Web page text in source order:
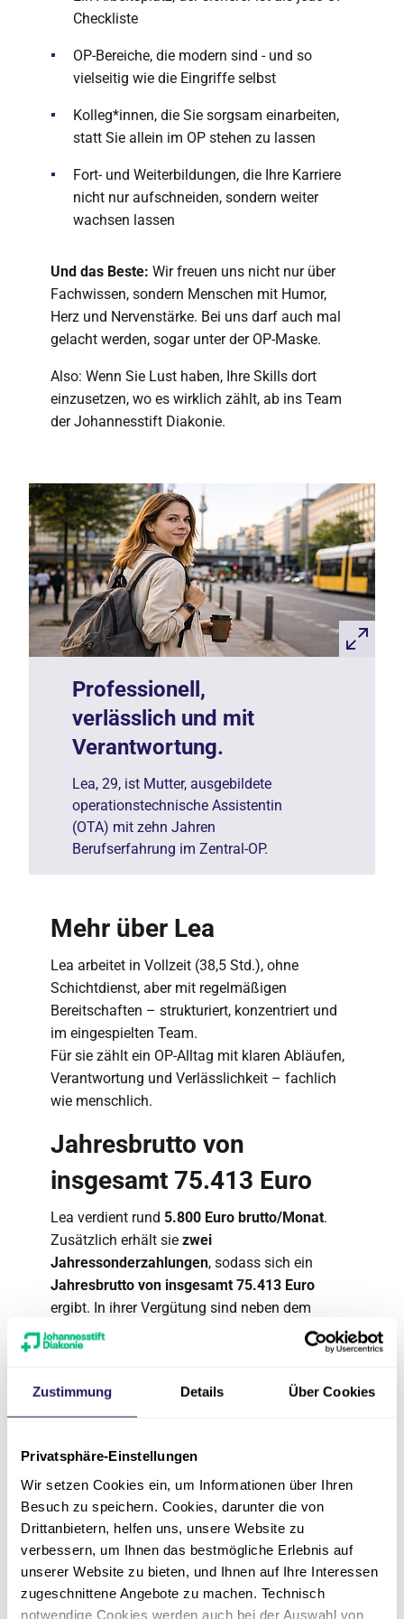
Zustimmung Details Über Cookies
Privatsphäre-Einstellungen
Wir setzen Cookies ein, um Informationen über Ihren
Besuch zu speichern. Cookies, darunter die von
Drittanbietern, helfen uns, unsere Website zu
verbessern, um Ihnen das bestmögliche Erlebnis auf
unserer Website zu bieten, und Ihnen auf Ihre Interessen
zugeschnittene Angebote zu machen. Technisch
notwendige Cookies werden auch bei der Auswahl von
Checkliste
OP-Bereiche, die modern sind - und so
vielseitig wie die Eingriffe selbst
Kolleg*innen, die Sie sorgsam einarbeiten,
statt Sie allein im OP stehen zu lassen
Fort- und Weiterbildungen, die Ihre Karriere
nicht nur aufschneiden, sondern weiter
wachsen lassen
Und das Beste: Wir freuen uns nicht nur über
Fachwissen, sondern Menschen mit Humor,
Herz und Nervenstärke. Bei uns darf auch mal
gelacht werden, sogar unter der OP-Maske.
Also: Wenn Sie Lust haben, Ihre Skills dort
einzusetzen, wo es wirklich zählt, ab ins Team
der Johannesstift Diakonie.
Professionell,
verlässlich und mit
Verantwortung.
Lea, 29, ist Mutter, ausgebildete
operationstechnische Assistentin
(OTA) mit zehn Jahren
Berufserfahrung im Zentral-OP.
Mehr über Lea
Lea arbeitet in Vollzeit (38,5 Std.), ohne
Schichtdienst, aber mit regelmäßigen
Bereitschaften – strukturiert, konzentriert und
im eingespielten Team.
Für sie zählt ein OP-Alltag mit klaren Abläufen,
Verantwortung und Verlässlichkeit – fachlich
wie menschlich.
Jahresbrutto von
insgesamt 75.413 Euro
Lea verdient rund 5.800 Euro brutto/Monat.
Zusätzlich erhält sie zwei
Jahressonderzahlungen, sodass sich ein
Jahresbrutto von insgesamt 75.413 Euro
ergibt. In ihrer Vergütung sind neben dem
Grundentgelt u. a. Vergütungen für
Bereitschafts- und Rufdienste, Sonn- und
weitere tarifliche Zulagen enthalten. Die
tatsächliche Höhe kann je nach persönlicher